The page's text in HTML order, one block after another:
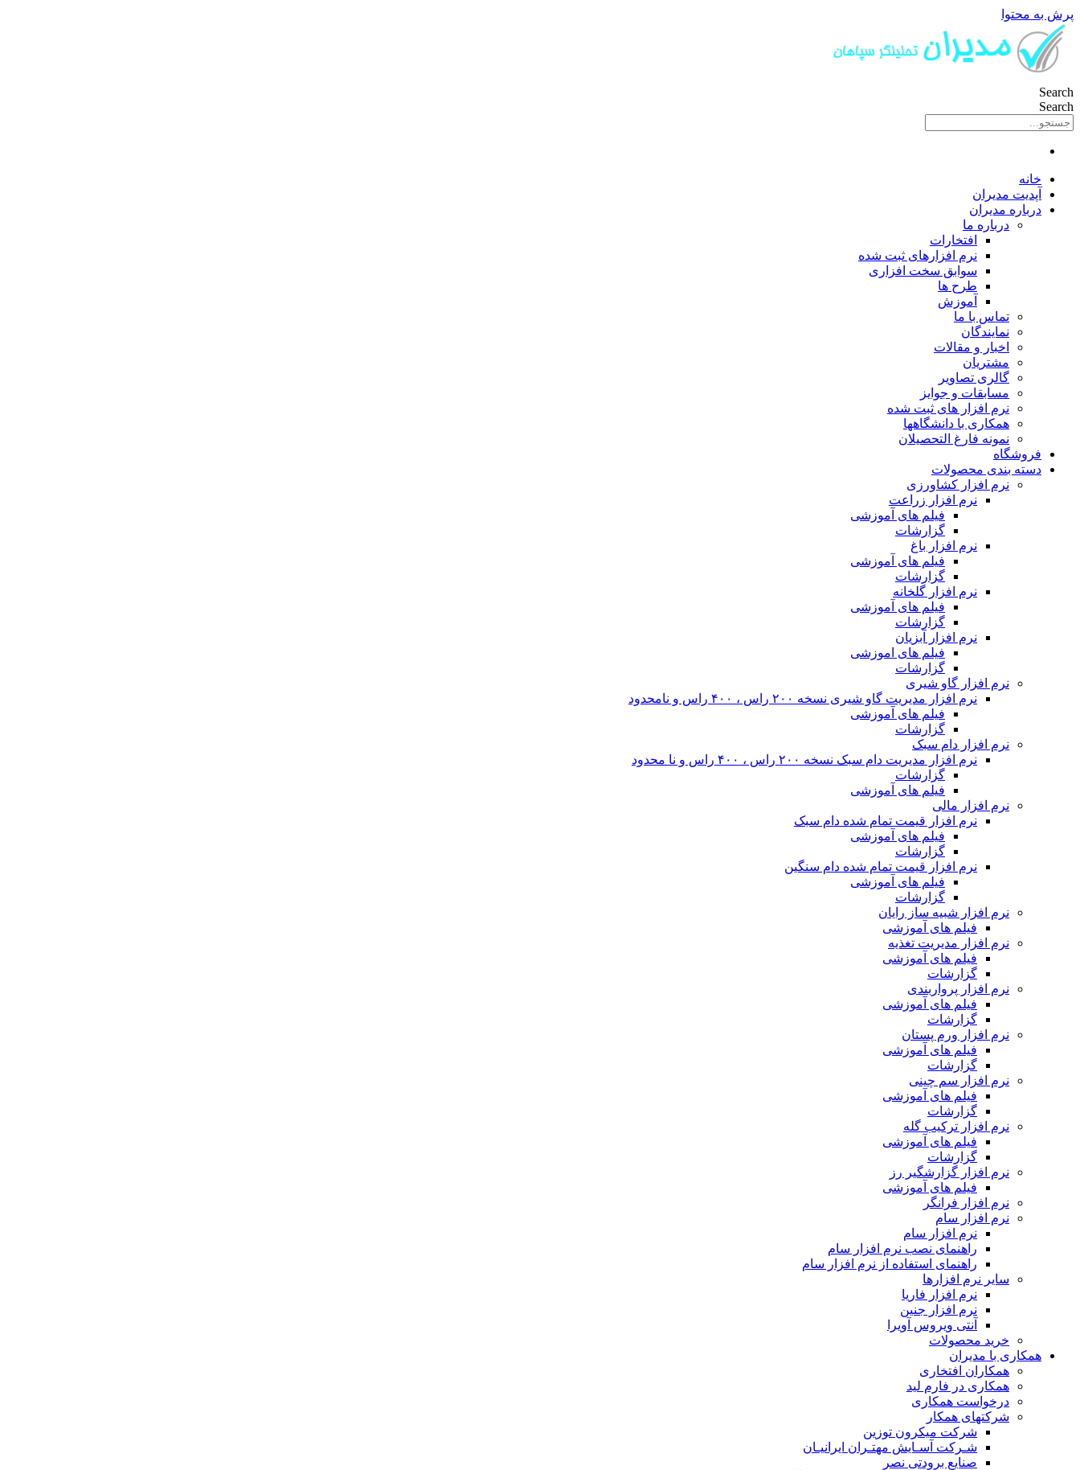
پرش به محتوا
Search
Search
خانه
آپدیت مدیران
درباره مدیران
درباره ما
افتخارات
نرم افزارهای ثبت شده
سوابق سخت افزاری
طرح ها
آموزش
تماس با ما
نمایندگان
اخبار و مقالات
مشتریان
گالری تصاویر
مسابقات و جوایز
نرم افزار های ثبت شده
همکاری با دانشگاهها
نمونه فارغ التحصیلان
فروشگاه
دسته بندی محصولات
نرم افزار کشاورزی
نرم افزار زراعت
فیلم های آموزشی
گزارشات
نرم افزار باغ
فیلم های آموزشی
گزارشات
نرم افزار گلخانه
فیلم های آموزشی
گزارشات
نرم افزار آبزیان
فیلم های اموزشی
گزارشات
نرم افزار گاو شیری
نرم افزار مدیریت گاو شیری نسخه ۲۰۰ راس ، ۴۰۰ راس و نامحدود
فیلم های آموزشی
گزارشات
نرم افزار دام سبک
نرم افزار مدیریت دام سبک نسخه ۲۰۰ راس ، ۴۰۰ راس و نا محدود
گزارشات
فیلم های آموزشی
نرم افزار مالی
نرم افزار قیمت تمام شده دام سبک
فیلم های آموزشی
گزارشات
نرم افزار قیمت تمام شده دام سنگین
فیلم های آموزشی
گزارشات
نرم افزار شبیه ساز رایان
فیلم های آموزشی
نرم افزار مدیریت تغذیه
فیلم های آموزشی
گزارشات
نرم افزار پرواربندی
فیلم های آموزشی
گزارشات
نرم افزار ورم پستان
فیلم های آموزشی
گزارشات
نرم افزار سم چینی
فیلم های آموزشی
گزارشات
نرم افزار ترکیب گله
فیلم های آموزشی
گزارشات
نرم افزار گزارشگیر رز
فیلم های آموزشی
نرم افزار فرانگر
نرم افزار سام
نرم افزار سام
راهنمای نصب نرم افزار سام
راهنمای استفاده از نرم افزار سام
سایر نرم افزارها
نرم افزار فاریا
نرم افزار جنین
آنتی ویروس آویرا
خرید محصولات
همکاری با مدیران
همکاران افتخاری
همکاری در فارم لید
درخواست همکاری
شرکتهای همکار
شرکت میکرون توزین
شـرکت آسـایش مهتـران ایرانیـان
صنایع برودتی نصر